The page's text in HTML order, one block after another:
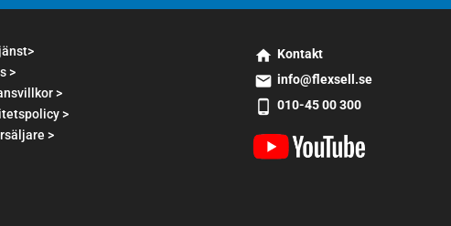
>
>
>
>
s
m
t2
h
o
Kontakt
s
m
t1
e
info@flexsell.se
m
t2
010-45 00 300